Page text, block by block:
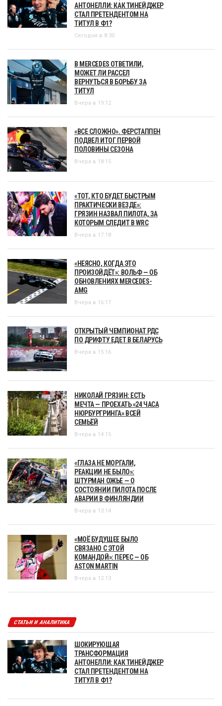
АНТОНЕЛЛИ: КАК ТИНЕЙДЖЕР
СТАЛ ПРЕТЕНДЕНТОМ НА
ТИТУЛ В Ф1?
Сегодня в 8:30
В MERCEDES ОТВЕТИЛИ,
МОЖЕТ ЛИ РАССЕЛ
ВЕРНУТЬСЯ В БОРЬБУ ЗА
ТИТУЛ
Вчера в 19:12
«ВСЕ СЛОЖНО». ФЕРСТАППЕН
ПОДВЕЛ ИТОГ ПЕРВОЙ
ПОЛОВИНЫ СЕЗОНА
Вчера в 18:15
«ТОТ, КТО БУДЕТ БЫСТРЫМ
ПРАКТИЧЕСКИ ВЕЗДЕ»:
ГРЯЗИН НАЗВАЛ ПИЛОТА, ЗА
КОТОРЫМ СЛЕДИТ В WRC
Вчера в 17:18
«НЕЯСНО, КОГДА ЭТО
ПРОИЗОЙДЁТ»: ВОЛЬФ — ОБ
ОБНОВЛЕНИЯХ MERCEDES-
AMG
Вчера в 16:17
ОТКРЫТЫЙ ЧЕМПИОНАТ РДС
ПО ДРИФТУ ЕДЕТ В БЕЛАРУСЬ
Вчера в 15:16
НИКОЛАЙ ГРЯЗИН: ЕСТЬ
МЕЧТА — ПРОЕХАТЬ «24 ЧАСА
НЮРБУРГРИНГА» ВСЕЙ
СЕМЬЁЙ
Вчера в 14:15
«ГЛАЗА НЕ МОРГАЛИ,
РЕАКЦИИ НЕ БЫЛО»:
ШТУРМАН ОЖЬЕ — О
СОСТОЯНИИ ПИЛОТА ПОСЛЕ
АВАРИИ В ФИНЛЯНДИИ
Вчера в 13:14
«МОЁ БУДУЩЕЕ БЫЛО
СВЯЗАНО С ЭТОЙ
КОМАНДОЙ»: ПЕРЕС — ОБ
ASTON MARTIN
Вчера в 12:13
СТАТЬИ И АНАЛИТИКА
ШОКИРУЮЩАЯ
ТРАНСФОРМАЦИЯ
АНТОНЕЛЛИ: КАК ТИНЕЙДЖЕР
СТАЛ ПРЕТЕНДЕНТОМ НА
ТИТУЛ В Ф1?